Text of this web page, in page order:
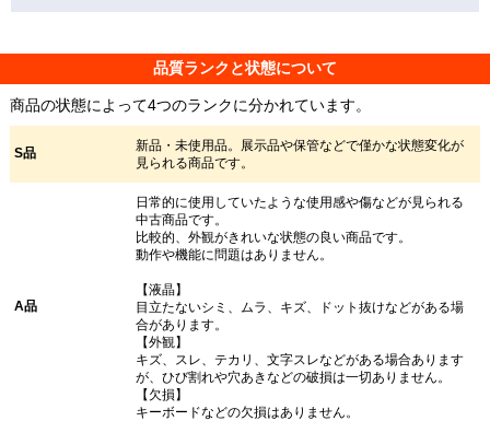
品質ランクと状態について
商品の状態によって4つのランクに分かれています。
S品
新品・未使用品。展示品や保管などで僅かな状態変化が
見られる商品です。
A品
日常的に使用していたような使用感や傷などが見られる
中古商品です。
比較的、外観がきれいな状態の良い商品です。
動作や機能に問題はありません。
【液晶】
目立たないシミ、ムラ、キズ、ドット抜けなどがある場
合があります。
【外観】
キズ、スレ、テカリ、文字スレなどがある場合あります
が、ひび割れや穴あきなどの破損は一切ありません。
【欠損】
キーボードなどの欠損はありません。